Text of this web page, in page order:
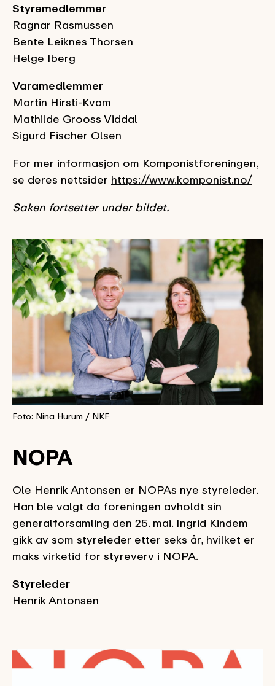
Styremedlemmer
Ragnar Rasmussen
Bente Leiknes Thorsen
Helge Iberg
Varamedlemmer
Martin Hirsti-Kvam
Mathilde Grooss Viddal
Sigurd Fischer Olsen
For mer informasjon om Komponistforeningen,
se deres nettsider https://www.komponist.no/
Saken fortsetter under bildet.
Foto: Nina Hurum / NKF
NOPA
Ole Henrik Antonsen er NOPAs nye styreleder.
Han ble valgt da foreningen avholdt sin
generalforsamling den 25. mai. Ingrid Kindem
gikk av som styreleder etter seks år, hvilket er
maks virketid for styreverv i NOPA.
Styreleder
Henrik Antonsen